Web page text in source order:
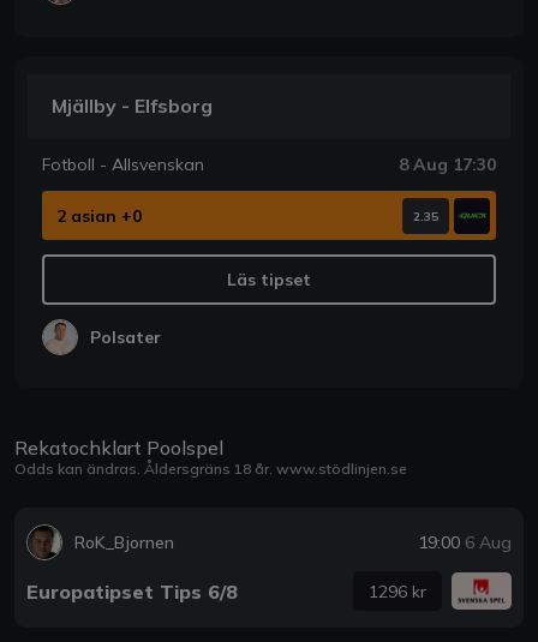
Mjällby - Elfsborg
Fotboll - Allsvenskan 8 Aug 17:30
2 asian +0 2.35
Läs tipset
Polsater
Rekatochklart Poolspel
Odds kan ändras. Åldersgräns 18 år. www.stödlinjen.se
RoK_Bjornen 19:00 6 Aug
Europatipset Tips 6/8 1296 kr